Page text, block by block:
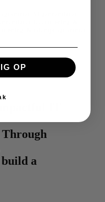
Vi gennemfører
ledertræning, &
& talentprogrammer.
IT
a
OP